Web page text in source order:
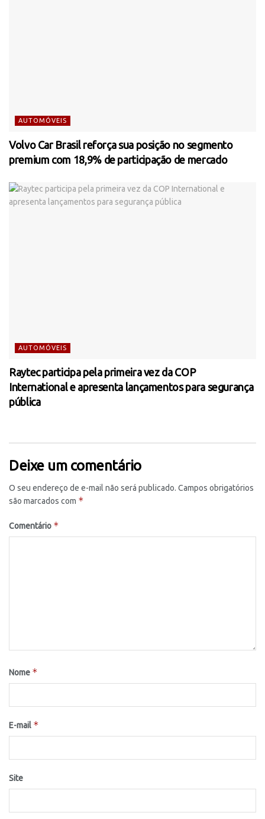
AUTOMÓVEIS
Volvo Car Brasil reforça sua posição no segmento
premium com 18,9% de participação de mercado
AUTOMÓVEIS
Raytec participa pela primeira vez da COP
International e apresenta lançamentos para segurança
pública
Deixe um comentário
O seu endereço de e-mail não será publicado. Campos obrigatórios
são marcados com *
Comentário *
Nome *
E-mail *
Site